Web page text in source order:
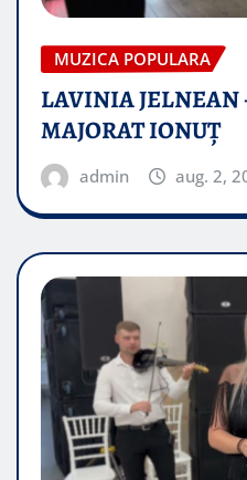
MUZICA POPULARA
LAVINIA JELNEAN
MAJORAT IONUŢ
admin aug. 2,